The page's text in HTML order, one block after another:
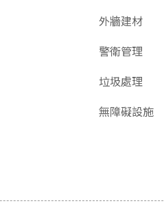
外牆建材
警衛管理
垃圾處理
無障礙設施